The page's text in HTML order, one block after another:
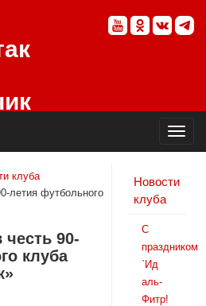
клуба
летия футбольного
90-
клуба
Новости
клуба
С
праздником
`Ид
аль-
Фитр!